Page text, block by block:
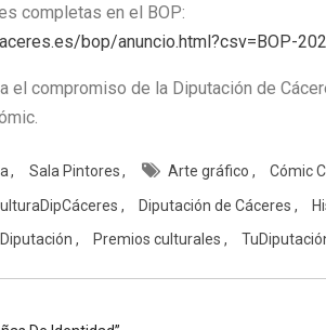
completas en el BOP:
bop/anuncio.html?csv=BOP-
el compromiso de la Diputación de
Sala Pintores Arte gráfico Cómic
Diputación de Cáceres
Premios culturales